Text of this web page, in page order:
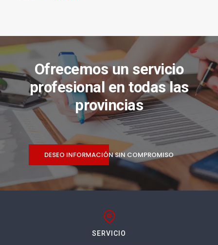
Ofrecemos un servicio
profesional en todas las
provincias
DESEO INFORMACIÓN SIN COMPROMISO
SERVICIO